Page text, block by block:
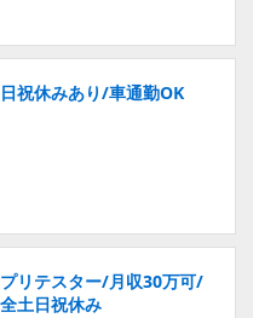
祝休みあり/車通勤OK
リテスター/月収30万可/
土日祝休み